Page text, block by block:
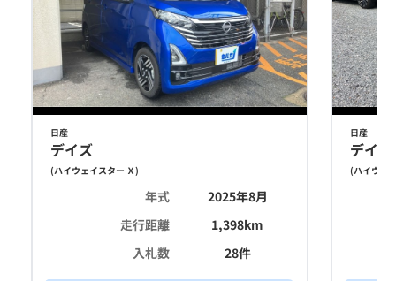
日産
デイズ
(ハイウェイスター Ｘ)
年式
2025年8月
走行距離
1,398km
入札数
28件
日産
デイズ
(ハイウェ